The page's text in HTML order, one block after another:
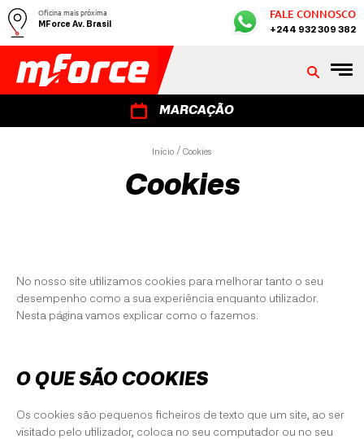
Oficina mais próxima
MForce Av. Brasil
FALE CONNOSCO
+244 932 309 382
MARCAÇÃO
Início Cookies
Cookies
No nosso site utilizamos cookies para melhorar tanto o seu
desempenho como a sua experiência enquanto utilizador.
Nesta página vamos explicar como o fazemos.
O QUE SÃO COOKIES
Os cookies são pequenos ficheiros de texto que um site, ao ser
visitado pelo utilizador, coloca no seu computador ou no seu